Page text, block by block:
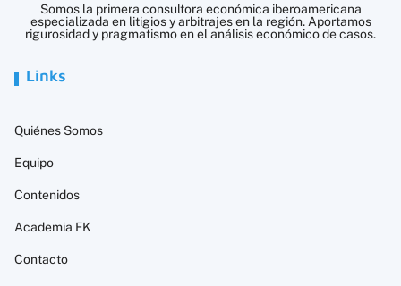
Somos la primera consultora económica iberoamericana
especializada en litigios y arbitrajes en la región. Aportamos
rigurosidad y pragmatismo en el análisis económico de casos.
Links
Quiénes Somos
Equipo
Contenidos
Academia FK
Contacto